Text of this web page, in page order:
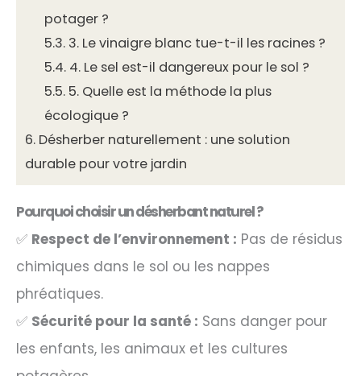
potager ?
5.3. 3. Le vinaigre blanc tue-t-il les racines ?
5.4. 4. Le sel est-il dangereux pour le sol ?
5.5. 5. Quelle est la méthode la plus
écologique ?
6. Désherber naturellement : une solution
durable pour votre jardin
Pourquoi choisir un désherbant naturel ?
✅ Respect de l’environnement : Pas de résidus
chimiques dans le sol ou les nappes
phréatiques.
✅ Sécurité pour la santé : Sans danger pour
les enfants, les animaux et les cultures